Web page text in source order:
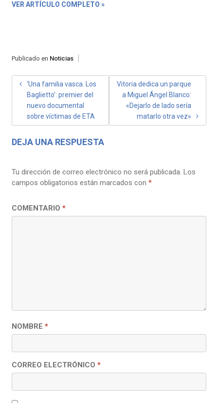
VER ARTÍCULO COMPLETO »
Publicado en Noticias
NAVEGACIÓN
ENTRADAS
‘Una familia vasca. Los
Baglietto’: premier del
nuevo documental
sobre víctimas de ETA
Vitoria dedica un parque
a Miguel Ángel Blanco:
«Dejarlo de lado sería
matarlo otra vez»
DEJA UNA RESPUESTA
Tu dirección de correo electrónico no será publicada. Los
campos obligatorios están marcados con *
COMENTARIO *
NOMBRE *
CORREO ELECTRÓNICO *